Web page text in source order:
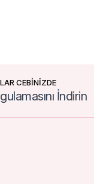
CEBİNİZDE
İndirin